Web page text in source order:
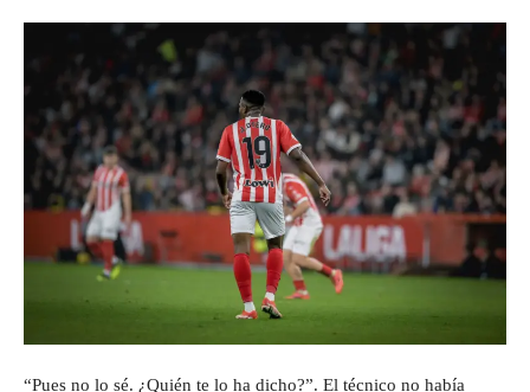
“Pues no lo sé. ¿Quién te lo ha dicho?”. El técnico no había